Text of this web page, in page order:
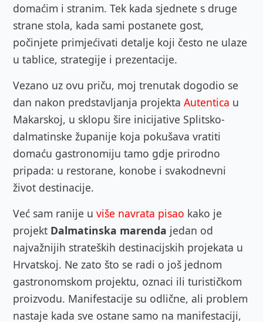
domaćim i stranim. Tek kada sjednete s druge
strane stola, kada sami postanete gost,
počinjete primjećivati detalje koji često ne ulaze
u tablice, strategije i prezentacije.
Vezano uz ovu priču, moj trenutak dogodio se
dan nakon predstavljanja projekta Autentica u
Makarskoj, u sklopu šire inicijative Splitsko-
dalmatinske županije koja pokušava vratiti
domaću gastronomiju tamo gdje prirodno
pripada: u restorane, konobe i svakodnevni
život destinacije.
Već sam ranije u više navrata pisao kako je
projekt Dalmatinska marenda jedan od
najvažnijih strateških destinacijskih projekata u
Hrvatskoj. Ne zato što se radi o još jednom
gastronomskom projektu, oznaci ili turističkom
proizvodu. Manifestacije su odlične, ali problem
nastaje kada sve ostane samo na manifestaciji,